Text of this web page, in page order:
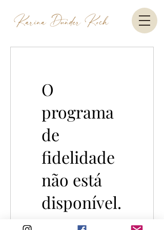
O
programa
de
fidelidade
não está
disponível.